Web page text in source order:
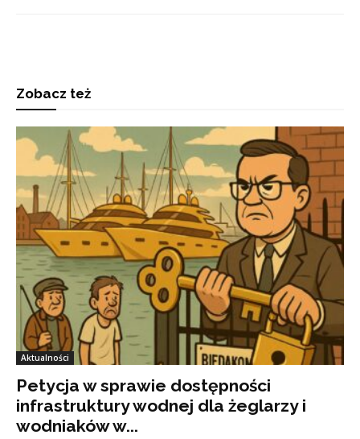
Zobacz też
Aktualności
Petycja w sprawie dostępności
infrastruktury wodnej dla żeglarzy i
wodniaków w...